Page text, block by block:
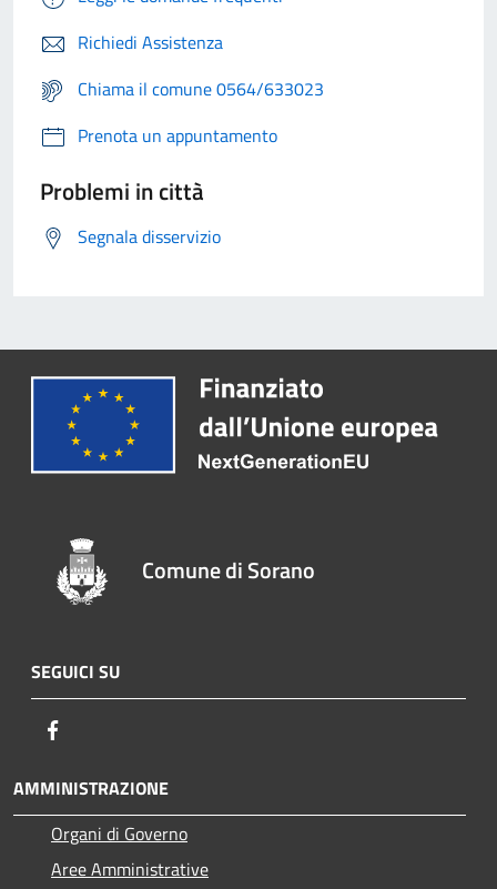
Richiedi Assistenza
Chiama il comune 0564/633023
Prenota un appuntamento
Problemi in città
Segnala disservizio
Comune di Sorano
SEGUICI SU
AMMINISTRAZIONE
Organi di Governo
Aree Amministrative